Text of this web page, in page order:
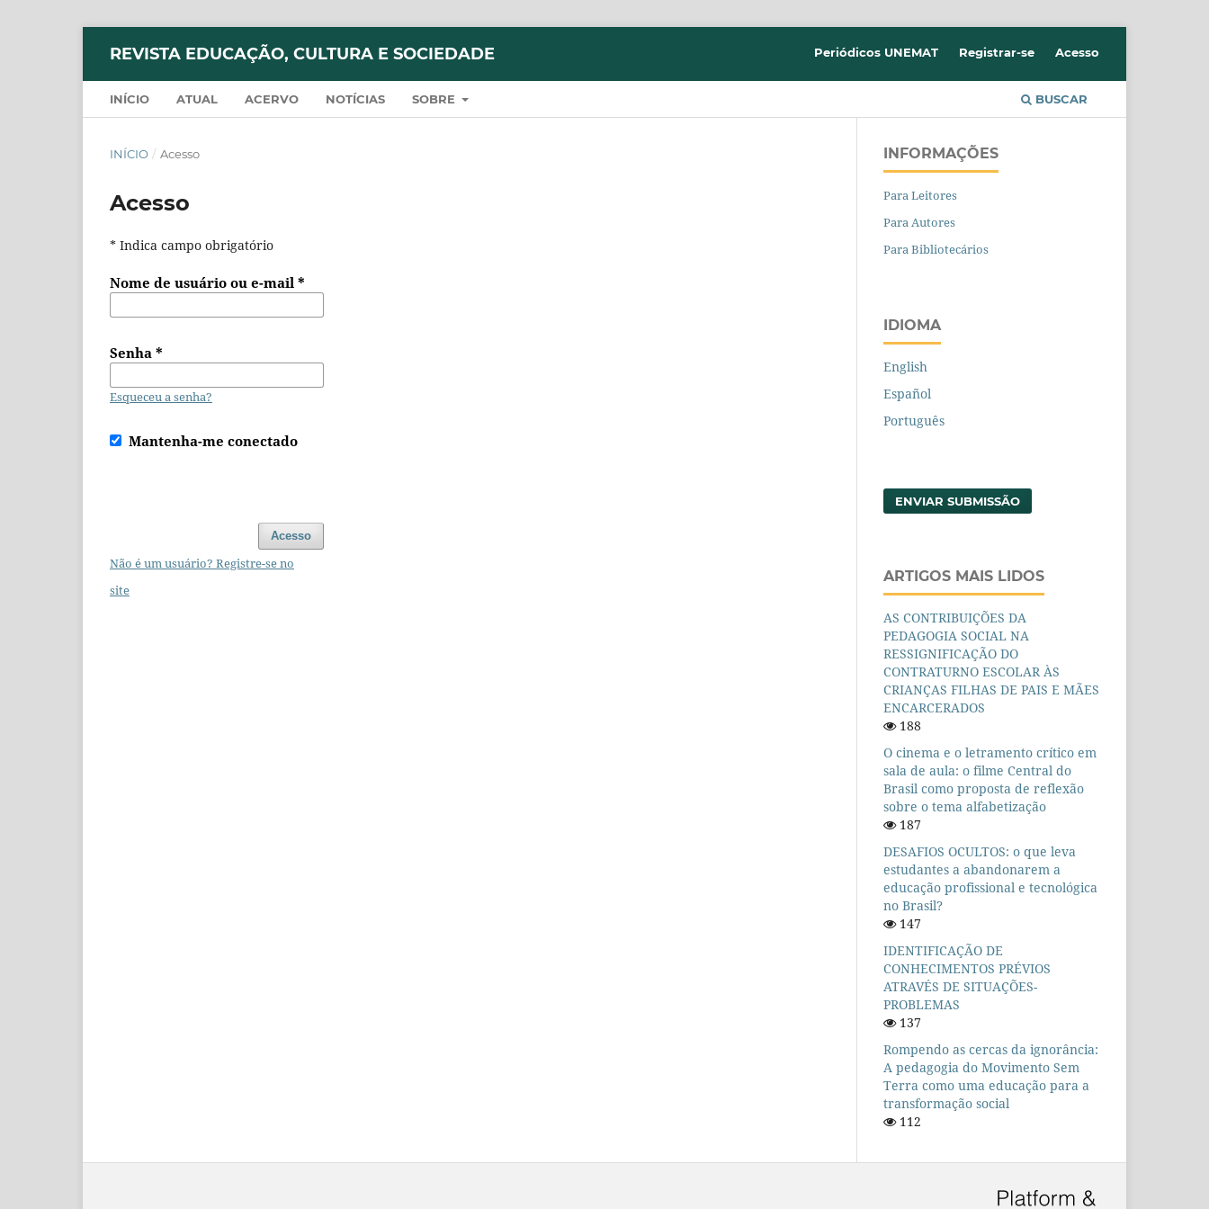
REVISTA EDUCAÇÃO, CULTURA E SOCIEDADE
INÍCIO ATUAL ACERVO NOTÍCIAS SOBRE BUSCAR
Periódicos UNEMAT Registrar-se Acesso
INÍCIO / Acesso
Acesso
* Indica campo obrigatório
Nome de usuário ou e-mail*
Senha*
Esqueceu a senha?
Mantenha-me conectado
Acesso
Não é um usuário? Registre-se no
site
INFORMAÇÕES
Para Leitores
Para Autores
Para Bibliotecários
IDIOMA
English
Español
Português
ENVIAR SUBMISSÃO
ARTIGOS MAIS LIDOS
AS CONTRIBUIÇÕES DA
PEDAGOGIA SOCIAL NA
RESSIGNIFICAÇÃO DO
CONTRATURNO ESCOLAR ÀS
CRIANÇAS FILHAS DE PAIS E MÃES
ENCARCERADOS
188
O cinema e o letramento crítico em
sala de aula: o filme Central do
Brasil como proposta de reflexão
sobre o tema alfabetização
187
DESAFIOS OCULTOS: o que leva
estudantes a abandonarem a
educação profissional e tecnológica
no Brasil?
147
IDENTIFICAÇÃO DE
CONHECIMENTOS PRÉVIOS
ATRAVÉS DE SITUAÇÕES-
PROBLEMAS
137
Rompendo as cercas da ignorância:
A pedagogia do Movimento Sem
Terra como uma educação para a
transformação social
112